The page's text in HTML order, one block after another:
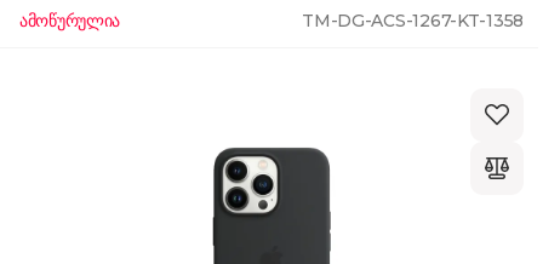
ამოწურულია TM-DG-ACS-1267-KT-1358